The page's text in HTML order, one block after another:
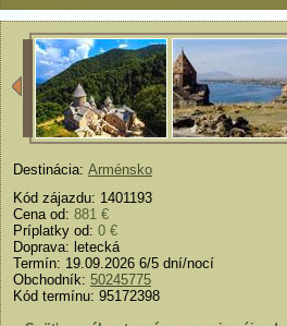
Destinácia: Arménsko
Kód zájazdu: 1401193
Cena od: 881 €
Príplatky od: 0 €
Doprava: letecká
Termín: 19.09.2026 6/5 dní/nocí
Obchodník: 50245775
Kód termínu: 95172398